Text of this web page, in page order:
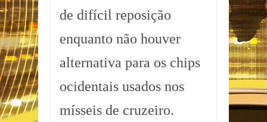
de difícil reposição
enquanto não houver
alternativa para os chips
ocidentais usados nos
mísseis de cruzeiro.